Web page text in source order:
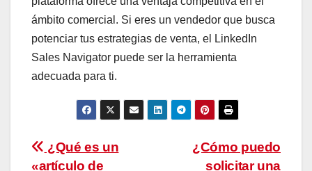
ámbito comercial. Si eres un vendedor que busca
potenciar tus estrategias de venta, el LinkedIn
Sales Navigator puede ser la herramienta
adecuada para ti.
Navegación
¿Cómo puedo
solicitar una
¿Qué es un
«artículo de